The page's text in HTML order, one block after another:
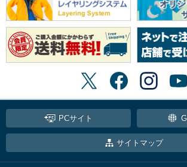
PCサイト
サイトマップ